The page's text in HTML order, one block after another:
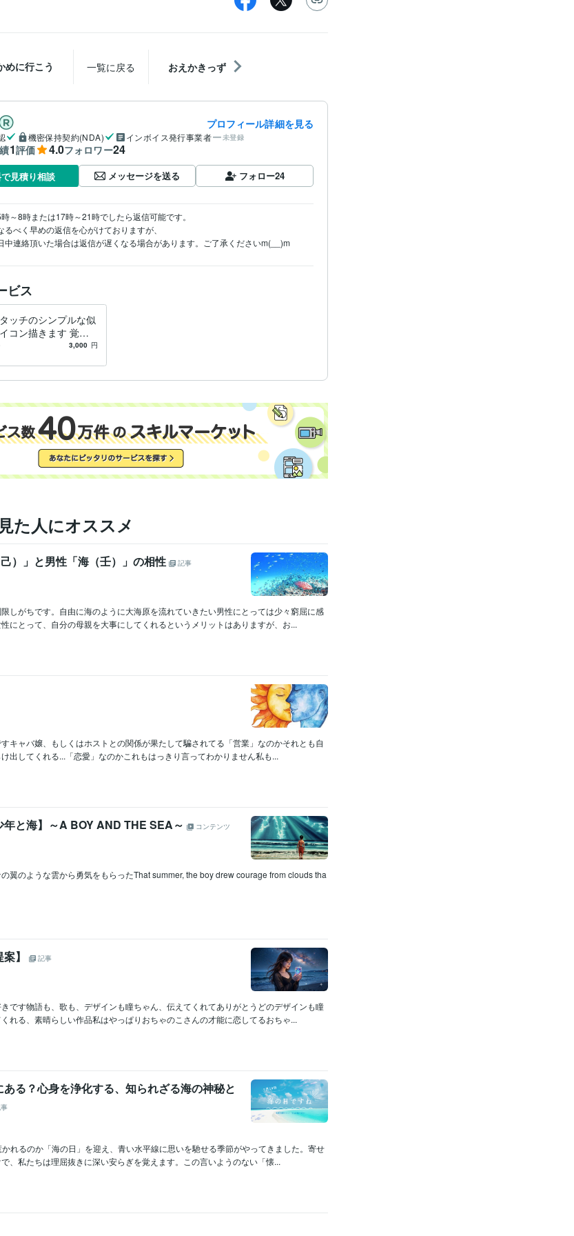
めに行こう 一覧に戻る おえかきっず
プロフィール詳細を見る
機密保持契約(NDA) インボイス発行事業者 未登録
1評価 4.0フォロワー24
見積り相談 メッセージを送る フォロー24
～8時または17時～21時でしたら返信可能です。
るべく早めの返信を心がけておりますが、
中連絡頂いた場合は返信が遅くなる場合があります。ご了承くださいm(__)m
ビス
ッチのシンプルな似
コン描きます 覚え
親しみやすい似顔絵
3,000 円
た人にオススメ
）」と男性「海（壬）」の相性
記事
しがちです。自由に海のように大海原を流れていきたい男性にとっては少々窮屈に感
にとって、自分の母親を大事にしてくれるというメリットはありますが、お...
キャバ嬢、もしくはホストとの関係が果たして騙されてる「営業」なのかそれとも自
出してくれる...「恋愛」なのかこれもはっきり言ってわかりません私も...
と海】～A BOY AND THE SEA～
コンテンツ
の翼のような雲から勇気をもらったThat summer, the boy drew courage from clouds tha
】
記事
です物語も、歌も、デザインも瞳ちゃん、伝えてくれてありがとうどのデザインも瞳
れる、素晴らしい作品私はやっぱりおちゃのこさんの才能に恋してるおちゃ...
る？心身を浄化する、知られざる海の神秘と
れるのか「海の日」を迎え、青い水平線に思いを馳せる季節がやってきました。寄せ
、私たちは理屈抜きに深い安らぎを覚えます。この言いようのない「懐...